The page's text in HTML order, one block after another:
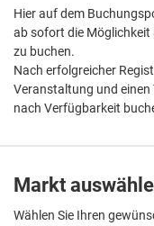
Hier auf dem
ab sofort die
zu buchen.
Nach erfolgreicher
Veranstaltung und
nach Verfügbarkeit
Markt
Wählen Sie Ihren